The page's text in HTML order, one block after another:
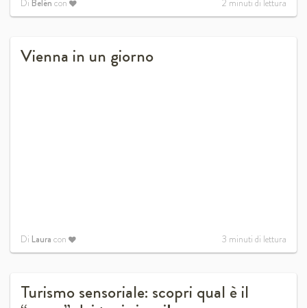
Di Belén con 2 minuti di lettura
Vienna in un giorno
Di Laura con 3 minuti di lettura
Turismo sensoriale: scopri qual è il